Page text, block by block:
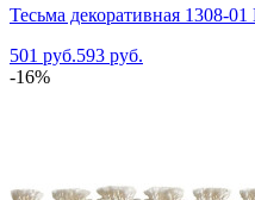
Тесьма декоративная 1308-
501 руб.593 руб.
-16%